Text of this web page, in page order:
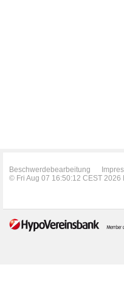
Beschwerdebearbeitung
© Fri Aug 07 16:50:12 CEST 2026